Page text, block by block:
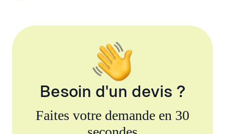
Besoin d'un devis ?
Faites votre demande en 30